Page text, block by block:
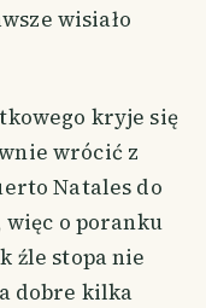
wisiało
kryje się
wrócić z
Natales do
więc o poranku
źle stopa nie
dobre kilka